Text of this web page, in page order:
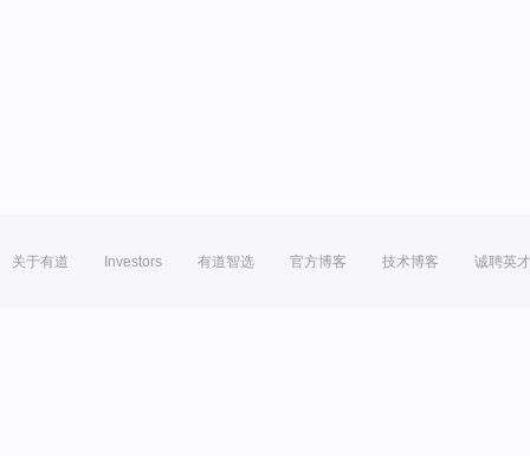
关于有道 Investors 有道智选 官方博客 技术博客 诚聘英才